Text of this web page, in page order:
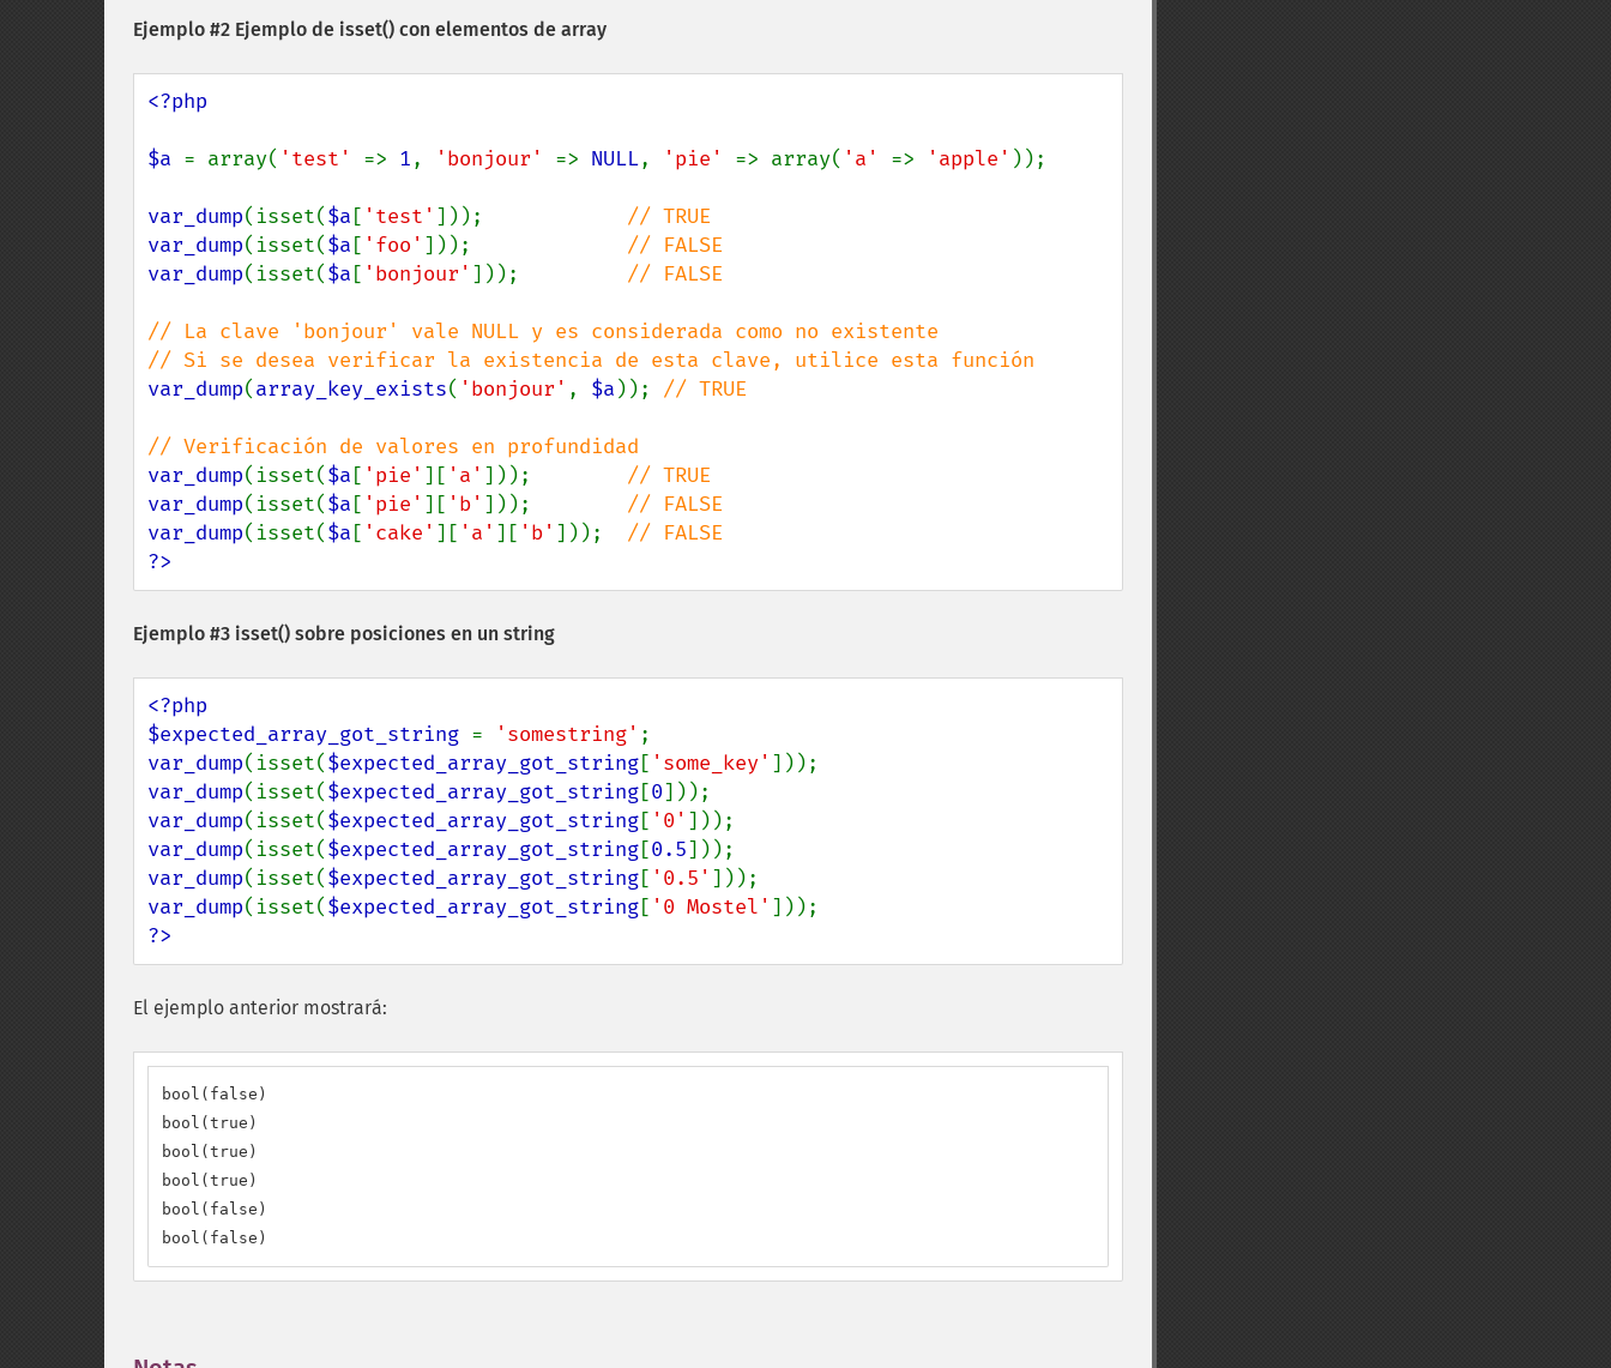
Ejemplo #2 Ejemplo de isset() con elementos de array
<?php
$a = array( 'test' => 1, 'bonjour' => NULL, 'pie' => array( 'a' => 'apple' ));
var_dump(isset($a [ 'test' ]));
var_dump(isset($a [ 'foo' ]));
var_dump(isset($a [ 'bonjour' ])); // FALSE
// La clave 'bonjour' vale NULL y es considerada como no existente
var_dump(array_key_exists( 'bonjour' , $a )); // TRUE
var_dump(isset($a [ 'pie' ][ 'a' ]));
var_dump(isset($a [ 'pie' ][ 'b' ]));
var_dump(isset($a [ 'cake' ][ 'a' ][ 'b' ]));
?>
Ejemplo #3 isset() sobre posiciones en un string
<?php
$expected_array_got_string = 'somestring'
var_dump(isset($expected_array_got_string[ 'some_key'
var_dump(isset($expected_array_got_string[0
var_dump(isset($expected_array_got_string[ '0'
var_dump(isset($expected_array_got_string[0.5
var_dump(isset($expected_array_got_string[ '0.5'
var_dump(isset($expected_array_got_string[ '0 Mostel'
?>
El ejemplo anterior mostrará:
bool(false)
bool(true)
bool(true)
bool(true)
bool(false)
bool(false)